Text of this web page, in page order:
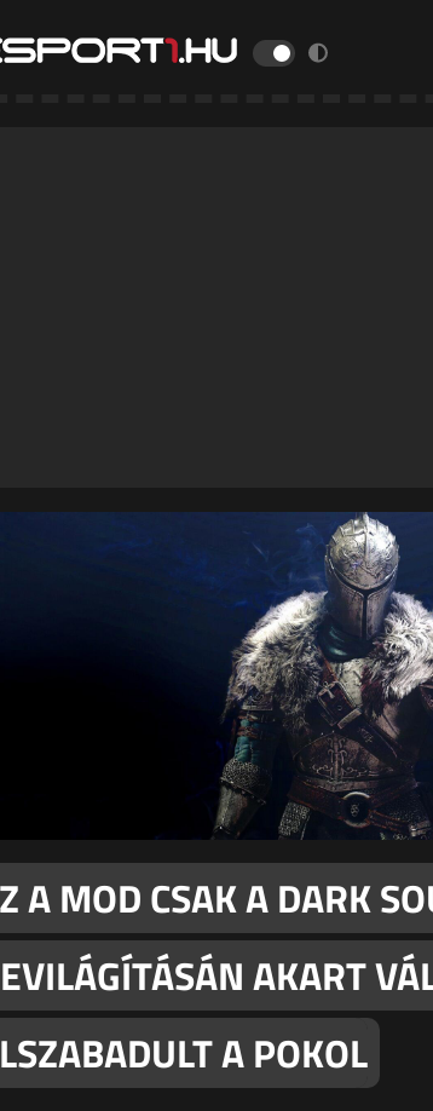
A MOD CSAK A DARK
AKART
A POKOL